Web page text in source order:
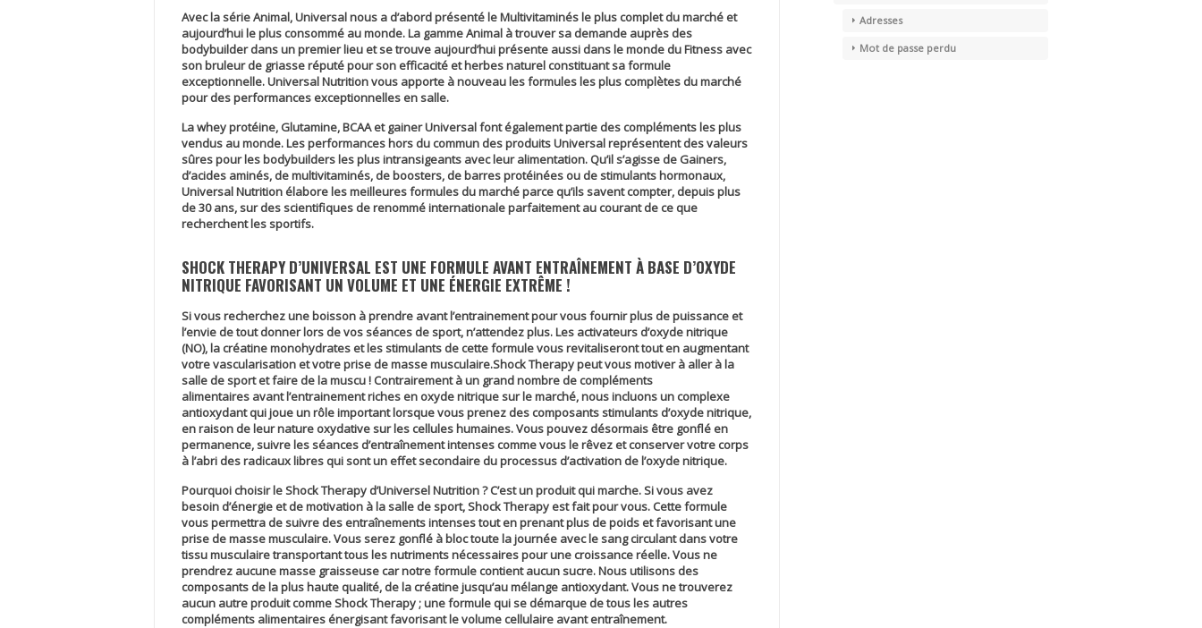
Avec la série Animal, Universal nous a d’abord présenté le Multivitaminés le plus complet du marché et
aujourd’hui le plus consommé au monde. La gamme Animal à trouver sa demande auprès des
bodybuilder dans un premier lieu et se trouve aujourd’hui présente aussi dans le monde du Fitness avec
son bruleur de griasse réputé pour son efficacité et herbes naturel constituant sa formule
exceptionnelle. Universal Nutrition vous apporte à nouveau les formules les plus complètes du marché
pour des performances exceptionnelles en salle.
La whey protéine, Glutamine, BCAA et gainer Universal font également partie des compléments les plus
vendus au monde. Les performances hors du commun des produits Universal représentent des valeurs
sûres pour les bodybuilders les plus intransigeants avec leur alimentation. Qu’il s’agisse de Gainers,
d’acides aminés, de multivitaminés, de boosters, de barres protéinées ou de stimulants hormonaux,
Universal Nutrition élabore les meilleures formules du marché parce qu’ils savent compter, depuis plus
de 30 ans, sur des scientifiques de renommé internationale parfaitement au courant de ce que
recherchent les sportifs.
SHOCK THERAPY D’UNIVERSAL EST UNE FORMULE AVANT ENTRAÎNEMENT À BASE D’OXYDE
NITRIQUE FAVORISANT UN VOLUME ET UNE ÉNERGIE EXTRÊME !
Si vous recherchez une boisson à prendre avant l’entrainement pour vous fournir plus de puissance et
l’envie de tout donner lors de vos séances de sport, n’attendez plus. Les activateurs d’oxyde nitrique
(NO), la créatine monohydrates et les stimulants de cette formule vous revitaliseront tout en augmentant
votre vascularisation et votre prise de masse musculaire.Shock Therapypeut vous motiver à aller à la
salle de sport et faire de la muscu ! Contrairement à un grand nombre de compléments
alimentaires avant l’entrainement riches en oxyde nitrique sur le marché, nous incluons un complexe
antioxydant qui joue un rôle important lorsque vous prenez des composants stimulants d’oxyde nitrique,
en raison de leur nature oxydative sur les cellules humaines. Vous pouvez désormais être gonflé en
permanence, suivre les séances d’entraînement intenses comme vous le rêvez et conserver votre corps
à l’abri des radicaux libres qui sont un effet secondaire du processus d’activation de l’oxyde nitrique.
Pourquoi choisir leShock Therapy d’Universel Nutrition? C’est un produit qui marche. Si vous avez
besoin d’énergie et de motivation à la salle de sport,Shock Therapy est fait pour vous. Cette formule
vous permettra de suivre des entraînements intenses tout en prenant plus de poids et favorisant une
prise de masse musculaire. Vous serez gonflé à bloc toute la journée avec le sang circulant dans votre
tissu musculaire transportant tous les nutriments nécessaires pour une croissance réelle. Vous ne
prendrez aucune masse graisseuse car notre formule contient aucun sucre. Nous utilisons des
composants de la plus haute qualité, de la créatine jusqu’au mélange antioxydant. Vous ne trouverez
aucun autre produit commeShock Therapy; une formule qui se démarque de tous les autres
compléments alimentaires énergisant favorisant le volume cellulaire avant entraînement.
Adresses
Mot de passe perdu